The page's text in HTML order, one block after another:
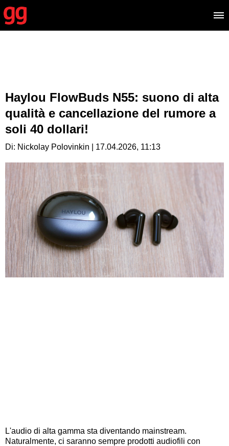
Haylou FlowBuds N55: suono di alta
qualità e cancellazione del rumore a
soli 40 dollari!
Di: Nickolay Polovinkin | 17.04.2026, 11:13
L'audio di alta gamma sta diventando mainstream.
Naturalmente, ci saranno sempre prodotti audiofili con